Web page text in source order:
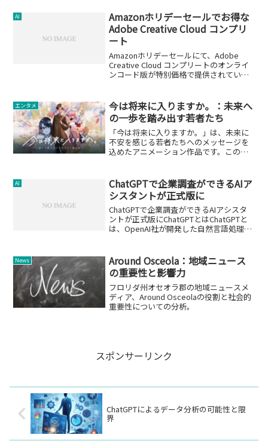
AI
Amazonホリデーセールでお得な
Adobe Creative Cloud コンプリ
ート
Amazonホリデーセールにて、Adobe
Creative Cloud コンプリートのオンライ
ンコード版が特別価格で提供されていま
エンタメ
今は将来に入りますか。：未来へ
の一歩を踏み出す若者たち
「今は将来に入りますか。」は、未来に
不安を感じる若者たちへのメッセージを
込めたアニメーション作品です。この記
AI
ChatGPTで企業調査ができるAIア
シスタントが正式版に
ChatGPTで企業調査ができるAIアシスタ
ントが正式版にChatGPTとはChatGPTと
は、OpenAI社が開発した自然言語処理の
ざまな質問に答えたり、話題...
News
Around Osceola：地域ニュース
の重要性と影響力
フロリダ州オセオラ郡の地域ニュースメ
ディア、Around Osceolaの役割と社会的
重要性についての分析。
スポンサーリンク
ChatGPTによるデータ分析の可能性と限
界